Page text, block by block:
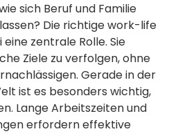
sich Beruf und Familie
Die richtige work-life
zentrale Rolle. Sie
Ziele zu verfolgen, ohne
Gerade in der
ist es besonders wichtig,
Lange Arbeitszeiten und
erfordern effektive